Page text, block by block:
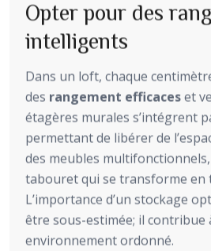
Opter pour des
intelligents
Dans un loft, chaque
des rangement efficaceset
étagères murales s’intégrent
permettant de libérer de
des meubles
tabouret qui se transforme en
L’importance d’un stockage
être sous-estimée; il contribue
environnement ordonné.